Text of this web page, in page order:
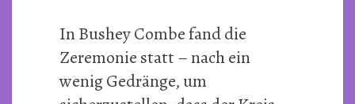
In Bushey Combe fand die
Zeremonie statt – nach ein
wenig Gedränge, um